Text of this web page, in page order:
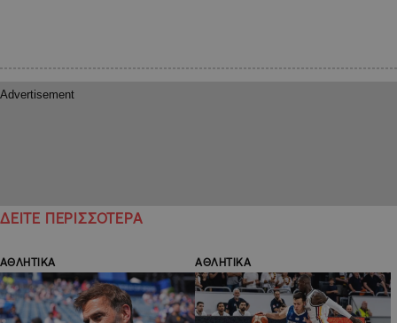
ΔΕΙΤΕ ΠΕΡΙΣΣΟΤΕΡΑ
ΑΘΛΗΤΙΚΑ ΑΘΛΗΤΙΚΑ